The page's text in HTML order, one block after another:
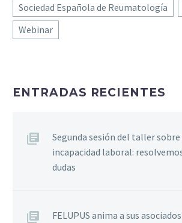
Sociedad Española de Reumatología
Webinar
ENTRADAS RECIENTES
Segunda sesión del taller sobre
incapacidad laboral:
dudas
FELUPUS anima a sus